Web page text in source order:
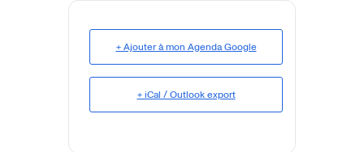
+ Ajouter à mon Agenda Google
+ iCal / Outlook export